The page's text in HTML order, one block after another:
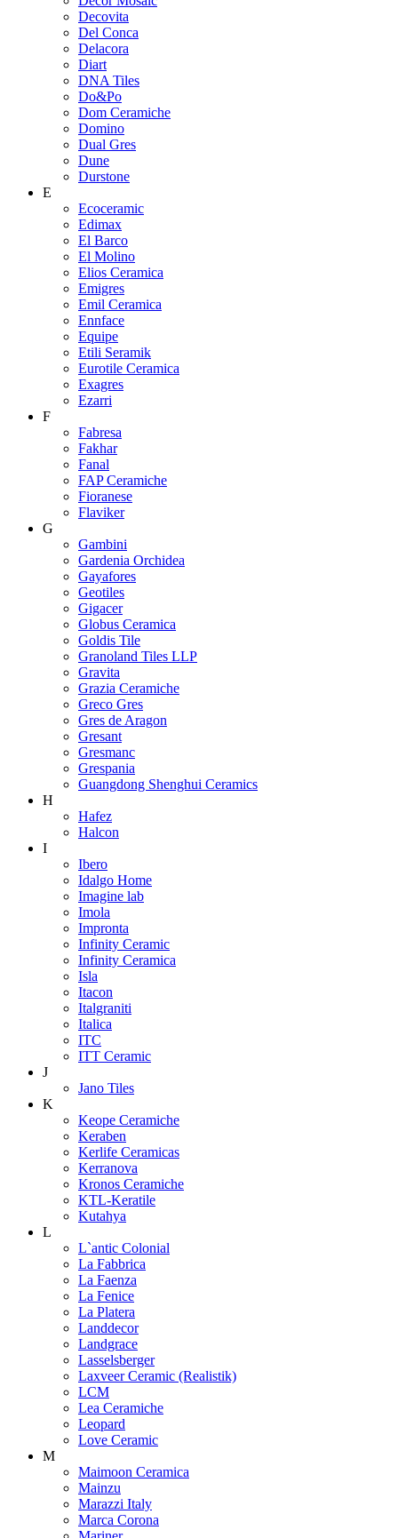
Decovita
Del Conca
Delacora
Diart
DNA Tiles
Do&Po
Dom Ceramiche
Domino
Dual Gres
Dune
Durstone
E
Ecoceramic
Edimax
El Barco
El Molino
Elios Ceramica
Emigres
Emil Ceramica
Ennface
Equipe
Etili Seramik
Eurotile Ceramica
Exagres
Ezarri
F
Fabresa
Fakhar
Fanal
FAP Ceramiche
Fioranese
Flaviker
G
Gambini
Gardenia Orchidea
Gayafores
Geotiles
Gigacer
Globus Ceramica
Goldis Tile
Granoland Tiles LLP
Gravita
Grazia Ceramiche
Greco Gres
Gres de Aragon
Gresant
Gresmanc
Grespania
Guangdong Shenghui Ceramics
H
Hafez
Halcon
I
Ibero
Idalgo Home
Imagine lab
Imola
Impronta
Infinity Ceramic
Infinity Ceramica
Isla
Itacon
Italgraniti
Italica
ITC
ITT Ceramic
J
Jano Tiles
K
Keope Ceramiche
Keraben
Kerlife Ceramicas
Kerranova
Kronos Ceramiche
KTL-Keratile
Kutahya
L
L`antic Colonial
La Fabbrica
La Faenza
La Fenice
La Platera
Landdecor
Landgrace
Lasselsberger
Laxveer Ceramic (Realistik)
LCM
Lea Ceramiche
Leopard
Love Ceramic
M
Maimoon Ceramica
Mainzu
Marazzi Italy
Marca Corona